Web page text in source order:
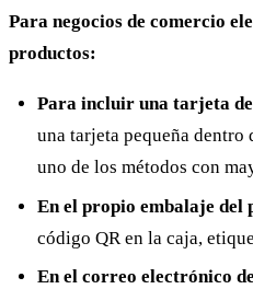
Para negocios de comercio
productos:
Para incluir una tarjeta
una tarjeta pequeña dentro
uno de los métodos con
En el propio embalaje del
código QR en la caja,
En el correo electrónico